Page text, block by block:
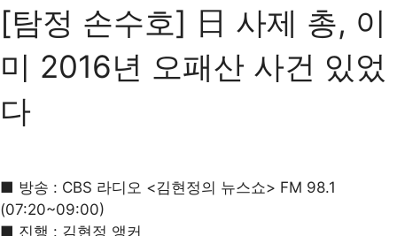
[탐정 손수호] 日 사제 총, 이
미 2016년 오패산 사건 있었
다
■ 방송 : CBS 라디오 <김현정의 뉴스쇼> FM 98.1
(07:20~09:00)
■ 진행 : 김현정 앵커